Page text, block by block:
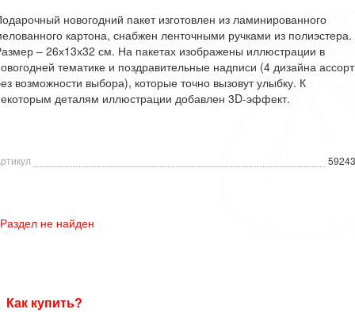
новогодний пакет изготовлен из ламинированного
картона, снабжен ленточными ручками из полиэстера.
– 26х13х32 см. На пакетах изображены иллюстрации в
тематике и поздравительные надписи (4 дизайна
возможности выбора), которые точно вызовут улыбку. К
деталям иллюстрации добавлен 3D-эффект.
Раздел не найден
Как купить?